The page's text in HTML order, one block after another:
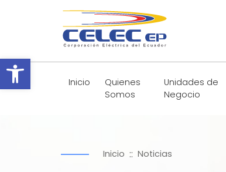
Abrir barra de
Inicio
Quienes
Somos
Unidades de
Negocio
Inicio :: Noticias